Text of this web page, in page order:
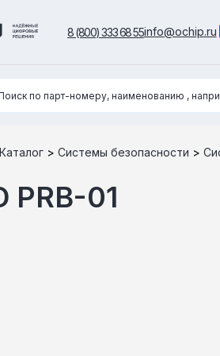
8 (800) 333 68 55info@ochip.ru
по парт-номеру, наименованию ,
Каталог > Системы безопасности >
PRB-01